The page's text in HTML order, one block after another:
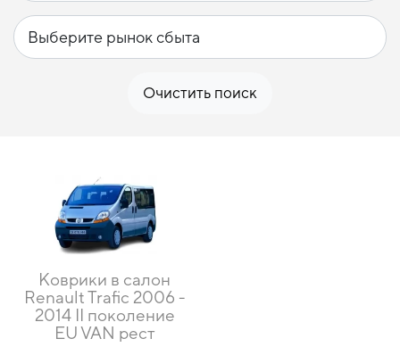
Очистить поиск
Коврики в салон
Renault Trafic 2006 -
2014 II поколение
EU VAN рест